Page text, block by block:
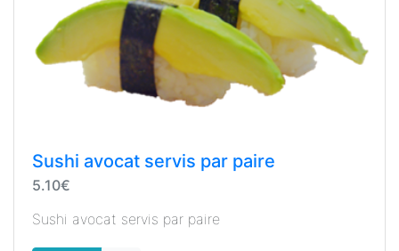
Sushi avocat servis par paire
5.10€
Sushi avocat servis par paire